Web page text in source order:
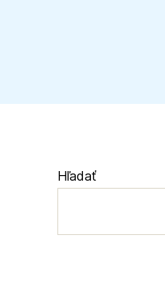
Hľadať